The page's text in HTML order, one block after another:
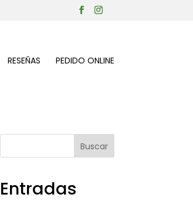
RESEÑAS PEDIDO ONLINE
Buscar
Entradas